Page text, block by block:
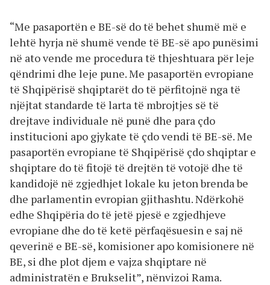
“Me pasaportën e BE-së do të behet shumë më e
lehtë hyrja në shumë vende të BE-së apo punësimi
në ato vende me procedura të thjeshtuara për leje
qëndrimi dhe leje pune. Me pasaportën evropiane
të Shqipërisë shqiptarët do të përfitojnë nga të
njëjtat standarde të larta të mbrojtjes së të
drejtave individuale në punë dhe para çdo
institucioni apo gjykate të çdo vendi të BE-së. Me
pasaportën evropiane të Shqipërisë çdo shqiptar e
shqiptare do të fitojë të drejtën të votojë dhe të
kandidojë në zgjedhjet lokale ku jeton brenda be
dhe parlamentin evropian gjithashtu. Ndërkohë
edhe Shqipëria do të jetë pjesë e zgjedhjeve
evropiane dhe do të ketë përfaqësuesin e saj në
qeverinë e BE-së, komisioner apo komisionere në
BE, si dhe plot djem e vajza shqiptare në
administratën e Brukselit”, nënvizoi Rama.